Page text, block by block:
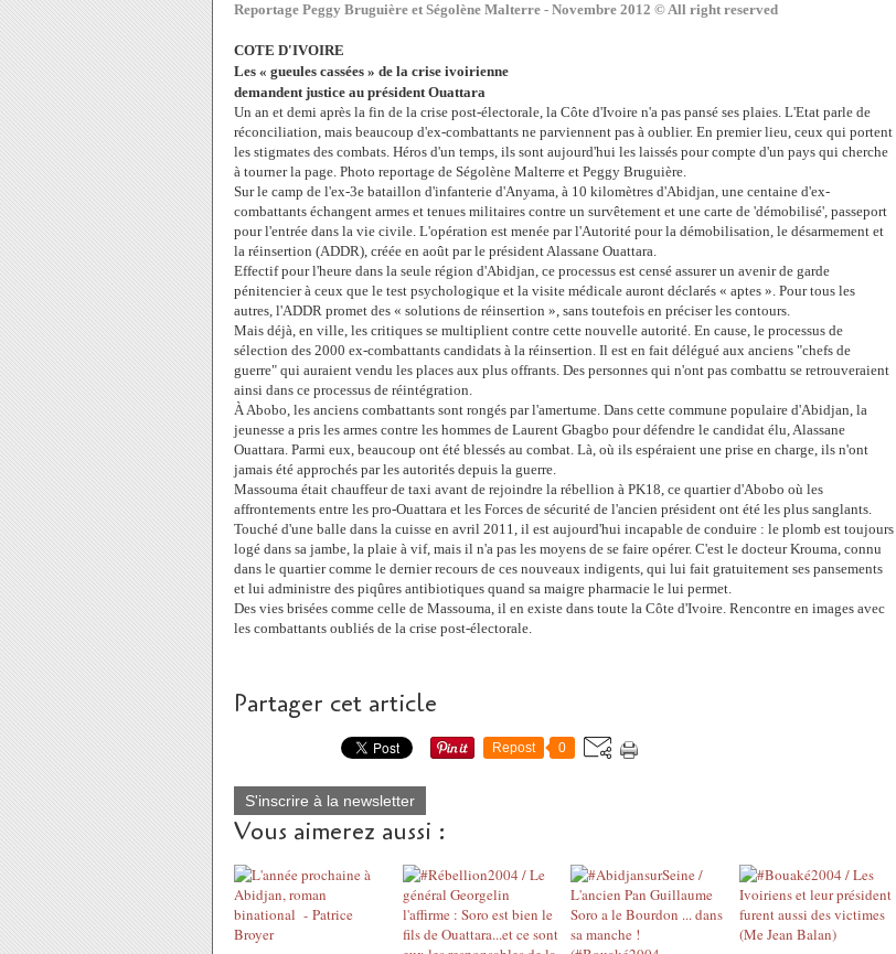
Reportage Peggy Bruguière et Ségolène Malterre - Novembre 2012 © All right reserved
COTE D'IVOIRE
Les « gueules cassées » de la crise ivoirienne
demandent justice au président Ouattara
Un an et demi après la fin de la crise post-électorale, la Côte d'Ivoire n'a pas pansé ses plaies. L'Etat parle de
réconciliation, mais beaucoup d'ex-combattants ne parviennent pas à oublier. En premier lieu, ceux qui portent
les stigmates des combats. Héros d'un temps, ils sont aujourd'hui les laissés pour compte d'un pays qui cherche
à tourner la page. Photo reportage de Ségolène Malterre et Peggy Bruguière.
Sur le camp de l'ex-3e bataillon d'infanterie d'Anyama, à 10 kilomètres d'Abidjan, une centaine d'ex-
combattants échangent armes et tenues militaires contre un survêtement et une carte de 'démobilisé', passeport
pour l'entrée dans la vie civile. L'opération est menée par l'Autorité pour la démobilisation, le désarmement et
la réinsertion (ADDR), créée en août par le président Alassane Ouattara.
Effectif pour l'heure dans la seule région d'Abidjan, ce processus est censé assurer un avenir de garde
pénitencier à ceux que le test psychologique et la visite médicale auront déclarés « aptes ». Pour tous les
autres, l'ADDR promet des « solutions de réinsertion », sans toutefois en préciser les contours.
Mais déjà, en ville, les critiques se multiplient contre cette nouvelle autorité. En cause, le processus de
sélection des 2000 ex-combattants candidats à la réinsertion. Il est en fait délégué aux anciens "chefs de
guerre" qui auraient vendu les places aux plus offrants. Des personnes qui n'ont pas combattu se retrouveraient
ainsi dans ce processus de réintégration.
À Abobo, les anciens combattants sont rongés par l'amertume. Dans cette commune populaire d'Abidjan, la
jeunesse a pris les armes contre les hommes de Laurent Gbagbo pour défendre le candidat élu, Alassane
Ouattara. Parmi eux, beaucoup ont été blessés au combat. Là, où ils espéraient une prise en charge, ils n'ont
jamais été approchés par les autorités depuis la guerre.
Massouma était chauffeur de taxi avant de rejoindre la rébellion à PK18, ce quartier d'Abobo où les
affrontements entre les pro-Ouattara et les Forces de sécurité de l'ancien président ont été les plus sanglants.
Touché d'une balle dans la cuisse en avril 2011, il est aujourd'hui incapable de conduire : le plomb est toujours
logé dans sa jambe, la plaie à vif, mais il n'a pas les moyens de se faire opérer. C'est le docteur Krouma, connu
dans le quartier comme le dernier recours de ces nouveaux indigents, qui lui fait gratuitement ses pansements
et lui administre des piqûres antibiotiques quand sa maigre pharmacie le lui permet.
Des vies brisées comme celle de Massouma, il en existe dans toute la Côte d'Ivoire. Rencontre en images avec
les combattants oubliés de la crise post-électorale.
Partager cet article
Repost 0
S'inscrire à la newsletter
Vous aimerez aussi :